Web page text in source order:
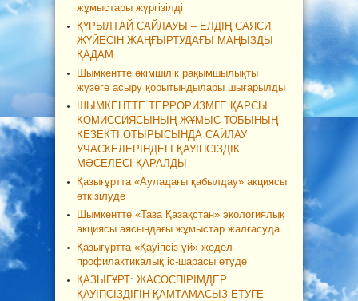
жұмыстары жүргізілді
ҚҰРЫЛТАЙ САЙЛАУЫ – ЕЛДІҢ САЯСИ
ЖҮЙЕСІН ЖАҢҒЫРТУДАҒЫ МАҢЫЗДЫ
ҚАДАМ
Шымкентте әкімшілік рақымшылықты
жүзеге асыру қорытындылары шығарылды
ШЫМКЕНТТЕ ТЕРРОРИЗМГЕ ҚАРСЫ
КОМИССИЯСЫНЫҢ ЖҰМЫС ТОБЫНЫҢ
КЕЗЕКТІ ОТЫРЫСЫНДА САЙЛАУ
УЧАСКЕЛЕРІНДЕГІ ҚАУІПСІЗДІК
МӘСЕЛЕСІ ҚАРАЛДЫ
Қазығұртта «Ауладағы қабылдау» акциясы
өткізілуде
Шымкентте «Таза Қазақстан» экологиялық
акциясы аясындағы жұмыстар жалғасуда
Қазығұртта «Қауіпсіз үй» жедел
профилактикалық іс-шарасы өтуде
ҚАЗЫҒҰРТ: ЖАСӨСПІРІМДЕР
ҚАУІПСІЗДІГІН ҚАМТАМАСЫЗ ЕТУГЕ